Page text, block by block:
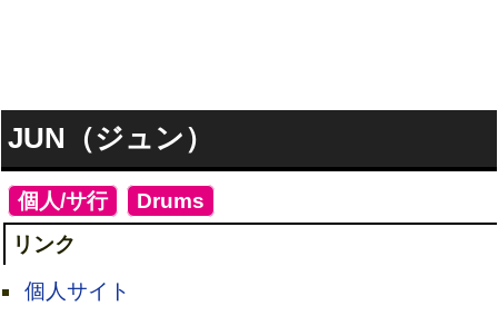
JUN（ジュン）
個人/サ行] Drums
リンク
個人サイト